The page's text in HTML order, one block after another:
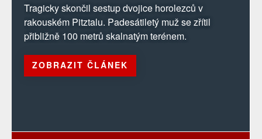
Tragicky skončil sestup dvojice horolezců v
rakouském Pitztalu. Padesátiletý muž se zřítil
přibližně 100 metrů skalnatým terénem.
ZOBRAZIT ČLÁNEK